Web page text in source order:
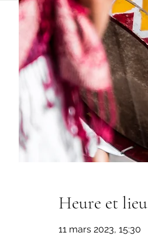
Heure et lieu
11 mars 2023, 15:30